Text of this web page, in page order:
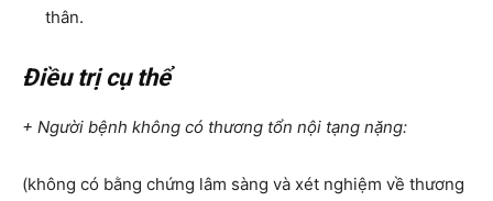
thân.
Điều trị cụ thể
+ Người bệnh không có thương tổn nội tạng nặng:
(không có bằng chứng lâm sàng và xét nghiệm về thương